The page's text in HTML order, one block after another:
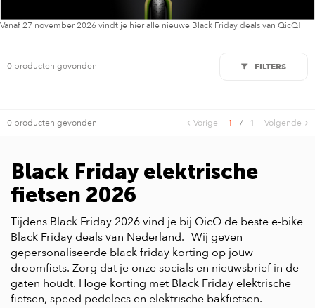
Vanaf 27 november 2026 vindt je hier alle nieuwe Black Friday deals van QicQ!
0 producten gevonden FILTERS
0 producten gevonden Vorige 1 / 1 Volgende
Black Friday elektrische
fietsen 2026
Tijdens Black Friday 2026 vind je bij QicQ de beste e-bike
Black Friday deals van Nederland. Wij geven
gepersonaliseerde black friday korting op jouw
droomfiets. Zorg dat je onze socials en nieuwsbrief in de
gaten houdt. Hoge korting met Black Friday elektrische
fietsen, speed pedelecs en elektrische bakfietsen.